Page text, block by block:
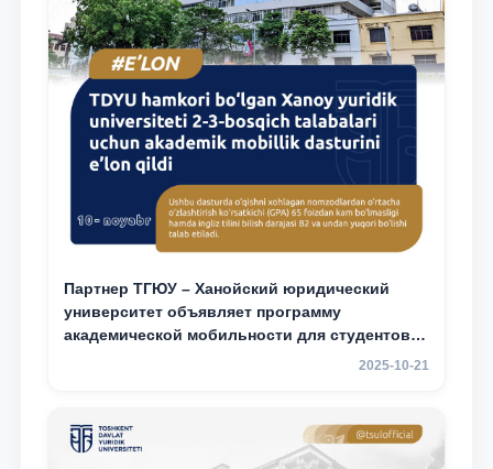
Партнер ТГЮУ – Ханойский юридический
университет объявляет программу
академической мобильности для студентов
2025-10-21